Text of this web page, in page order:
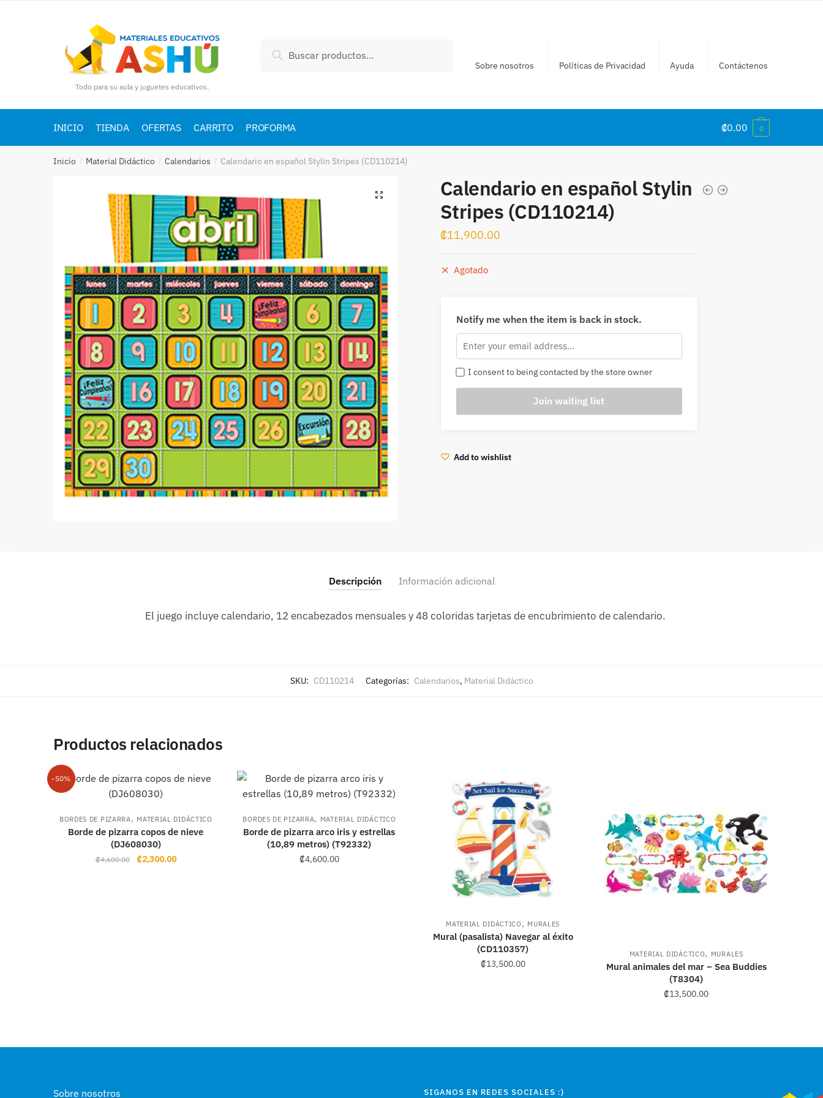
Todo para su aula y juguetes educativos.
por:
Buscar
Sobre nosotros Políticas de Privacidad Ayuda Contáctenos
INICIO TIENDA OFERTAS CARRITO PROFORMA ₡0.00 0
Inicio / Material Didáctico / Calendarios / Calendario en español Stylin Stripes (CD110214)
Calendario en español Stylin
Stripes (CD110214)
₡11,900.00
Agotado
Notify me when the item is back in stock.
I consent to being contacted by the store owner
Add to wishlist
Descripción Información adicional
El juego incluye calendario, 12 encabezados mensuales y 48 coloridas tarjetas de encubrimiento de calendario.
SKU: CD110214 Categorías: Calendarios, Material Didáctico
Productos relacionados
-50%
BORDES DE PIZARRA, MATERIAL DIDÁCTICO
Borde de pizarra copos de nieve
(DJ608030)
₡4,600.00
Original
₡2,300.00Current
BORDES DE PIZARRA, MATERIAL DIDÁCTICO
Borde de pizarra arco iris y estrellas
(10,89 metros) (T92332)
₡4,600.00
MATERIAL DIDÁCTICO , MURALES
Mural (pasalista) Navegar al éxito
(CD110357)
₡13,500.00
MATERIAL DIDÁCTICO, MURALES
Mural animales del mar – Sea Buddies
(T8304)
₡13,500.00
Sobre nosotros SIGANOS EN REDES SOCIALES :)